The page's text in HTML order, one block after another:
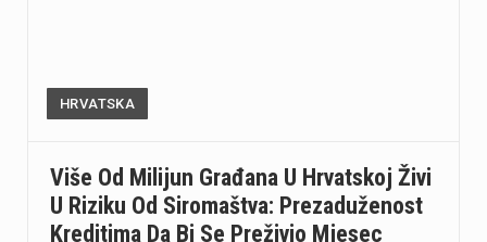
HRVATSKA
Više Od Milijun Građana U Hrvatskoj Živi
U Riziku Od Siromaštva: Prezaduženost
Kreditima Da Bi Se Preživio Mjesec